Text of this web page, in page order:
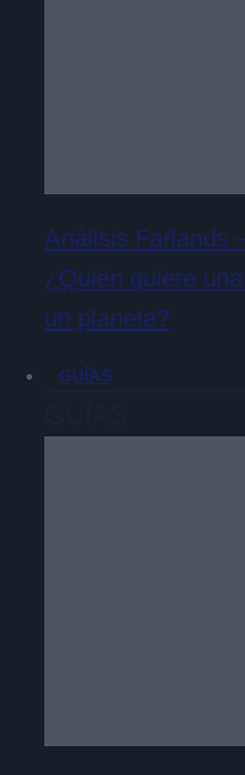
Análisis Farlands
¿Quién quiere
un planeta?
GUÍAS